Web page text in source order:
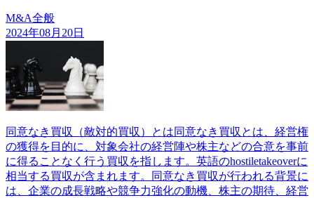
M&A全般
2024年08月20日
同意なき買収（敵対的買収）とは同意なき買収とは、経営権
の獲得を目的に、対象会社の経営陣や株主などの合意を事前
に得ることなく行う買収を指します。英語のhostiletakeoverに
相当する買収が含まれます。同意なき買収が行われる背景に
は、企業の成長戦略や競争力強化の動機、株主の期待、経営